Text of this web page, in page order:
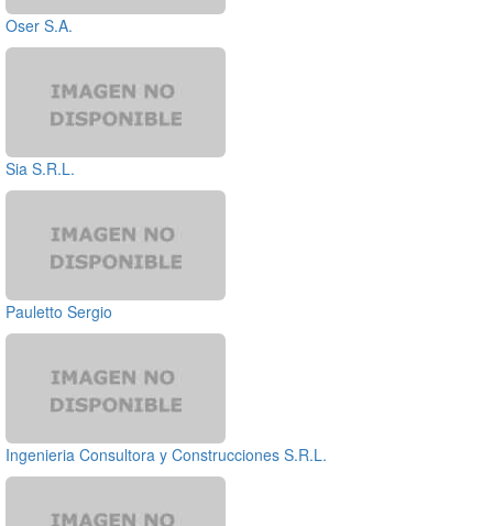
Oser S.A.
Sia S.R.L.
Pauletto Sergio
Ingenieria Consultora y Construcciones S.R.L.